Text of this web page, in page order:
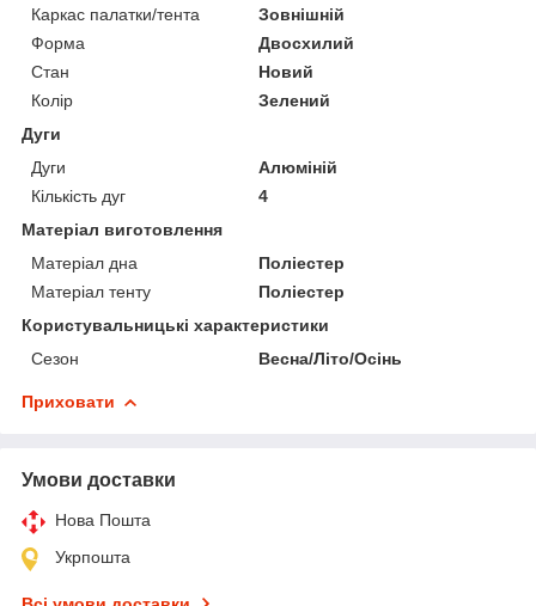
Каркас палатки/тента
Зовнішній
Форма
Двосхилий
Стан
Новий
Колір
Зелений
Дуги
Дуги
Алюміній
Кількість дуг
4
Матеріал виготовлення
Матеріал дна
Поліестер
Матеріал тенту
Поліестер
Користувальницькі характеристики
Сезон
Весна/Літо/Осінь
Приховати
Умови доставки
Нова Пошта
Укрпошта